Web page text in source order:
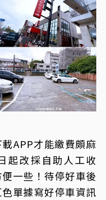
APP才能繳費頗麻
起改採自助人工收
一些！待停好車後
單據寫好停車資訊